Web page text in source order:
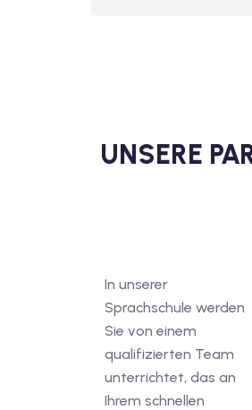
UNSERE
In unserer
Sprachschule werden
Sie von einem
qualifizierten Team
unterrichtet, das an
Ihrem schnellen